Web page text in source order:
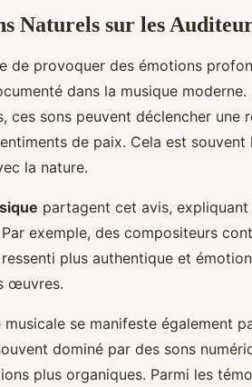
Naturels sur les
de provoquer des émotions
dans la musique moderne.
ces sons peuvent déclencher une
de paix. Cela est souvent
la nature.
partagent cet avis,
exemple, des compositeurs
plus authentique et
œuvres.
musicale se manifeste également
dominé par des sons
plus organiques. Parmi les